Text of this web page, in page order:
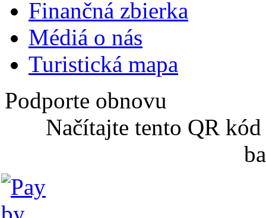
Finančná zbierka
Médiá o nás
Turistická mapa
Podporte obnovu
Načítajte tento QR